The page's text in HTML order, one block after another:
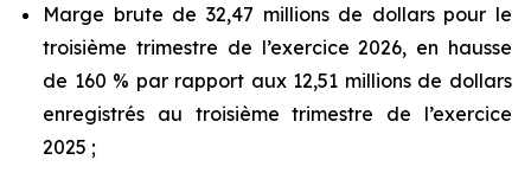
Marge brute de 32,47 millions de dollars pour le
troisième trimestre de l’exercice 2026, en hausse
de 160 % par rapport aux 12,51 millions de dollars
enregistrés au troisième trimestre de l’exercice
2025 ;